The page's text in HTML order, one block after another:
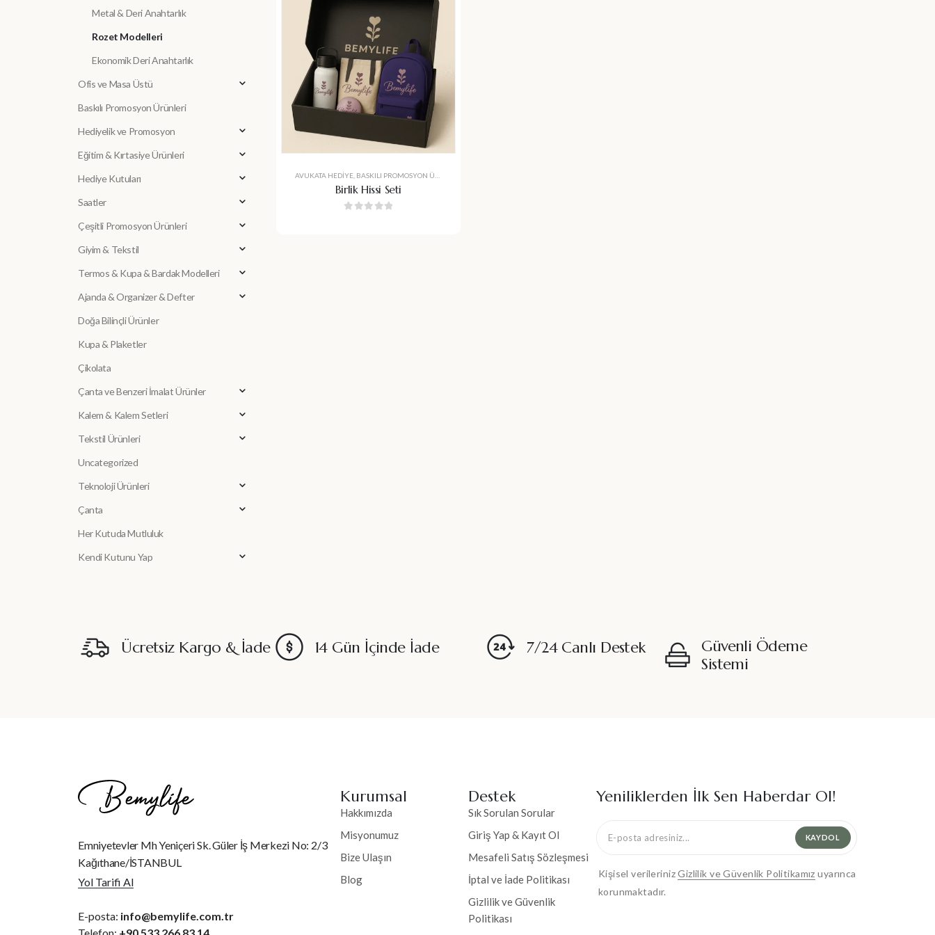
AVUKATA HEDIYE BASKILI PROMOSYON ÜRÜNLERI
Birlik Hissi Seti
Metal & Deri Anahtarlık
Rozet Modelleri
Ekonomik Deri Anahtarlık
Ofis ve Masa Üstü
Baskılı Promosyon Ürünleri
Hediyelik ve Promosyon
Eğitim & Kırtasiye Ürünleri
Hediye Kutuları
Saatler
Çeşitli Promosyon Ürünleri
Giyim & Tekstil
Termos & Kupa & Bardak Modelleri
Ajanda & Organizer & Defter
Doğa Bilinçli Ürünler
Kupa & Plaketler
Çikolata
Çanta ve Benzeri İmalat Ürünler
Kalem & Kalem Setleri
Tekstil Ürünleri
Uncategorized
Teknoloji Ürünleri
Çanta
Her Kutuda Mutluluk
Kendi Kutunu Yap
Ücretsiz Kargo & İade 14 Gün İçinde İade 7/24 Canlı Destek
Güvenli Ödeme
Sistemi
Emniyetevler Mh Yeniçeri Sk. Güler İş Merkezi No: 2/3
Kağıthane/İSTANBUL
Yol Tarifi Al
E-posta: info@bemylife.com.tr
Telefon: +90 533 266 83 14
Kurumsal
Hakkımızda
Misyonumuz
Bize Ulaşın
Blog
Destek
Sık Sorulan Sorular
Giriş Yap & Kayıt Ol
Mesafeli Satış Sözleşmesi
İptal ve İade Politikası
Gizlilik ve Güvenlik
Politikası
Yeniliklerden İlk Sen Haberdar Ol!
KAYDOL
Kişisel verilerinizGizlilik ve Güvenlik Politikamız uyarınca
korunmaktadır.